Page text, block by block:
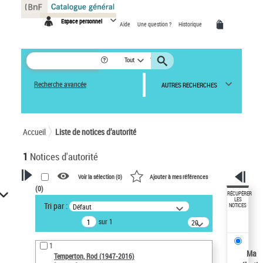
Espace personnel Aide Une question ? Historique
Tout
Recherche avancée AUTRES RECHERCHES
Accueil Liste de notices d’autorité
1 Notices d'autorité
VOTRE RECHERCHE
Recherche avancée dans les
notices d’autorité
Œuvres liées à l'auteur :
Temperton, Rod (1947-2016)
Voir la sélection (0) Ajouter à mes références
(0)
Tri par : Défaut
sur 1
20
résultats/page
1
Temperton, Rod (1947-2016)
RÉCUPÉRER
LES
NOTICES
Ma
Panneau de gestion des cookies